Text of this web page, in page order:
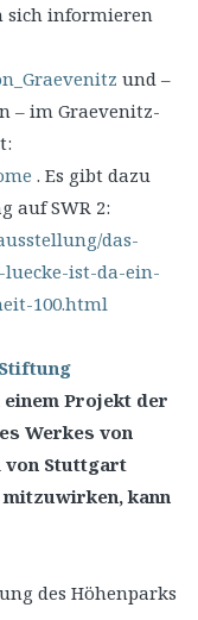
sich informieren
und –
– im Graevenitz-
. Es gibt dazu
auf SWR 2:
das-
ist-da-ein-
100.html
Stiftung
Projekt der
Werkes von
von Stuttgart
kann
des Höhenparks